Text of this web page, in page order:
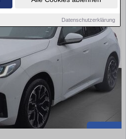
Datenschutzerklärung